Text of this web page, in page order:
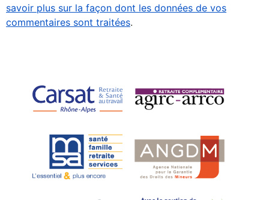
savoir plus sur la façon dont les données de vos
commentaires sont traitées.